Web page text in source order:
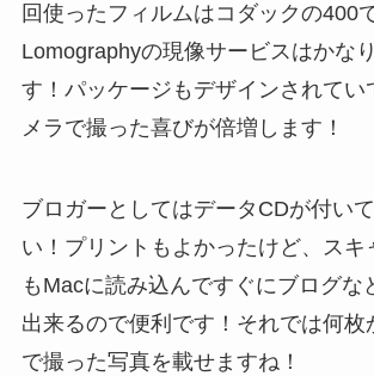
回使ったフィルムはコダックの400
Lomographyの現像サービスはかな
す！パッケージもデザインされてい
メラで撮った喜びが倍増します！
ブロガーとしてはデータCDが付い
い！プリントもよかったけど、スキ
もMacに読み込んですぐにブログな
出来るので便利です！それでは何枚
で撮った写真を載せますね！